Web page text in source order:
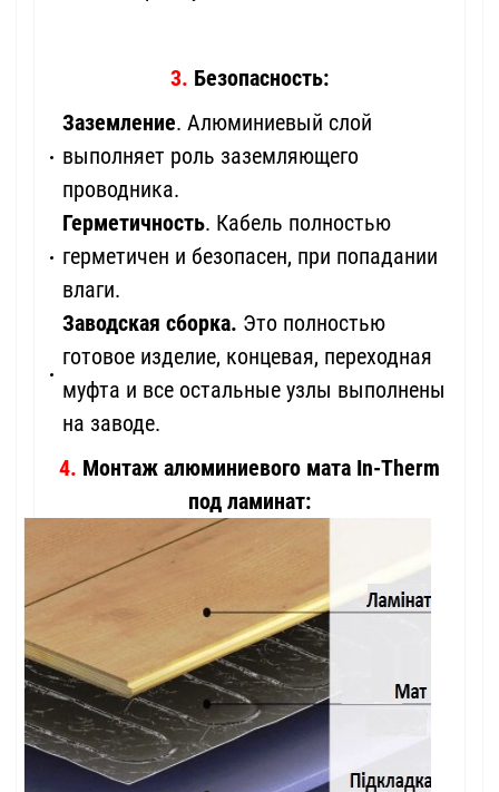
3. Безопасность:
Заземление. Алюминиевый слой
выполняет роль заземляющего
проводника.
Герметичность. Кабель полностью
герметичен и безопасен, при попадании
влаги.
Заводская сборка. Это полностью
готовое изделие, концевая, переходная
муфта и все остальные узлы выполнены
на заводе.
4. Монтаж алюминиевого мата In-Therm
под ламинат: